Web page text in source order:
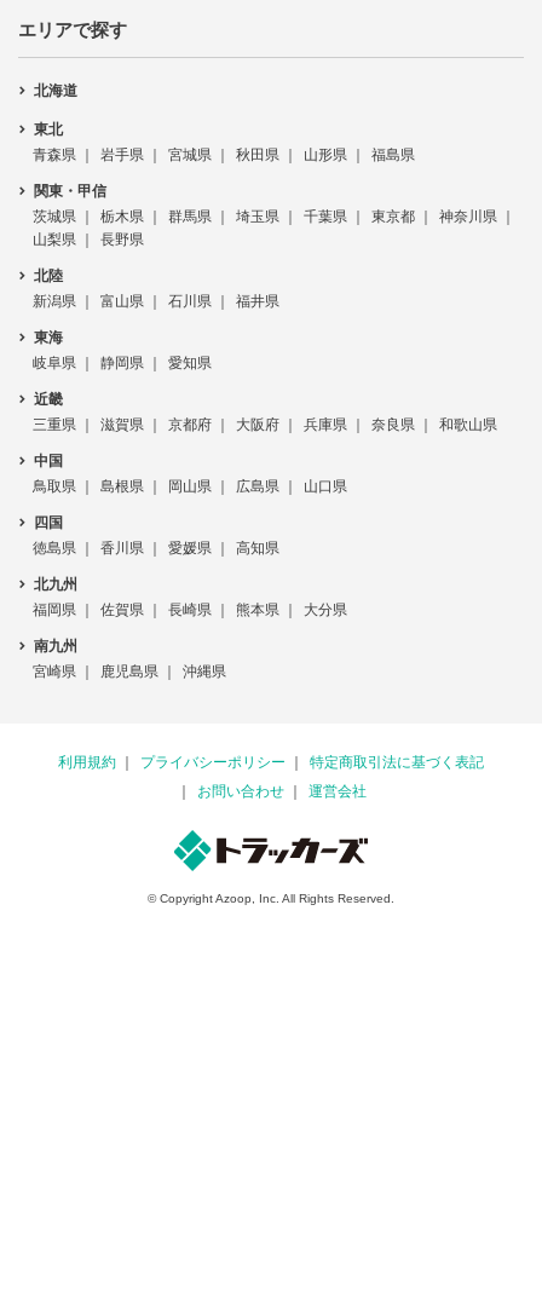
エリアで探す
北海道
東北
青森県
岩手県 宮城県 秋田県 山形県 福島県
関東・甲信
茨城県
栃木県 群馬県 埼玉県 千葉県 東京都
神奈川県
山梨県
長野県
北陸
新潟県
富山県 石川県 福井県
東海
岐阜県
静岡県 愛知県
近畿
三重県
滋賀県 京都府 大阪府 兵庫県 奈良県 和歌山県
中国
鳥取県
島根県 岡山県 広島県 山口県
四国
徳島県
香川県 愛媛県 高知県
北九州
福岡県
佐賀県 長崎県 熊本県 大分県
南九州
宮崎県
鹿児島県 沖縄県
利用規約 プライバシーポリシー
特定商取引法に基づく表記
お問い合わせ
運営会社
© Copyright Azoop, Inc. All Rights Reserved.